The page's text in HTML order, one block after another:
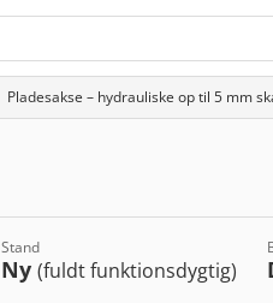
Pladesakse – hydrauliske op til 5 mm
Stand
Ny (fuldt funktionsdygtig)